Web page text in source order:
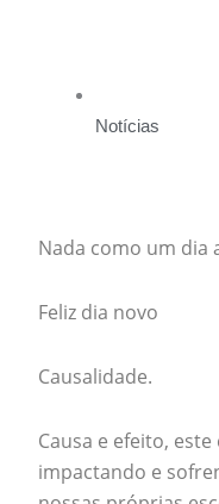
Notícias
Nada como um
Feliz dia novo
Causalidade.
Causa e efeito,
impactando e